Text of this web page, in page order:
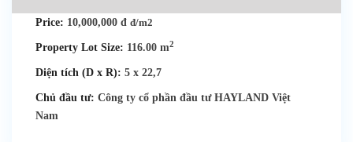
Price: 10,000,000 đ đ/m2
Property Lot Size: 116.00 m2
Diện tích (D x R): 5 x 22,7
Chủ đầu tư: Công ty cổ phần đầu tư HAYLAND Việt
Nam